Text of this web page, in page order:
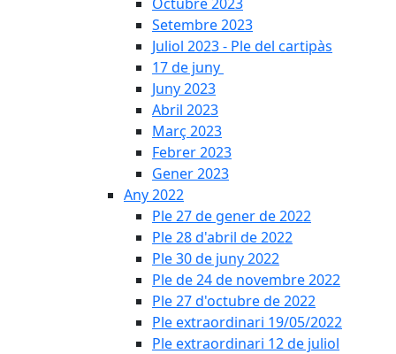
Setembre 2023
Juliol 2023 - Ple del cartipàs
17 de juny
Juny 2023
Abril 2023
Març 2023
Febrer 2023
Gener 2023
Any 2022
Ple 27 de gener de 2022
Ple 28 d'abril de 2022
Ple 30 de juny 2022
Ple de 24 de novembre 2022
Ple 27 d'octubre de 2022
Ple extraordinari 19/05/2022
Ple extraordinari 12 de juliol